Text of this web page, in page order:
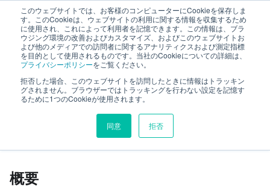
このウェブサイトでは、お客様のコンピューターにCookieを保存しま
す。このCookieは、ウェブサイトの利用に関する情報を収集するため
に使用され、これによって利用者を記憶できます。この情報は、ブラ
ウジング環境の改善およびカスタマイズ、およびこのウェブサイトお
よび他のメディアでの訪問者に関するアナリティクスおよび測定指標
を目的として使用されるものです。当社のCookieについての詳細は、
プライバシーポリシーをご覧ください。
拒否した場合、このウェブサイトを訪問したときに情報はトラッキン
グされません。ブラウザーではトラッキングを行わない設定を記憶す
るために1つのCookieが使用されます。
同意 拒否
ファーストステップガイド
はじめに
このページの見出し
概要